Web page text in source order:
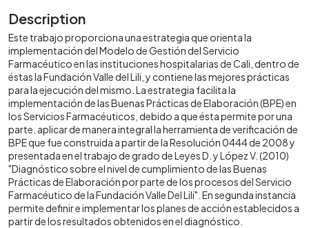
Description
Este trabajo proporciona una estrategia que orienta la
implementación del Modelo de Gestión del Servicio
Farmacéutico en las instituciones hospitalarias de Cali, dentro de
éstas la Fundación Valle del Lili, y contiene las mejores prácticas
para la ejecución del mismo. La estrategia facilita la
implementación de las Buenas Prácticas de Elaboración (BPE) en
los Servicios Farmacéuticos, debido a que ésta permite por una
parte, aplicar de manera integral la herramienta de verificación de
BPE que fue construida a partir de la Resolución 0444 de 2008 y
presentada en el trabajo de grado de Leyes D. y López V. (2010)
"Diagnóstico sobre el nivel de cumplimiento de las Buenas
Prácticas de Elaboración por parte de los procesos del Servicio
Farmacéutico de la Fundación Valle Del Lili". En segunda instancia
permite definir e implementar los planes de acción establecidos a
partir de los resultados obtenidos en el diagnóstico.